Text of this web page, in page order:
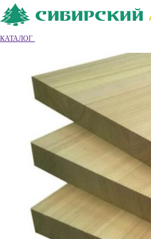
КАТАЛОГ
Ваш городВладимир
| Регистрация
Обратный звонок
Каталог товаров